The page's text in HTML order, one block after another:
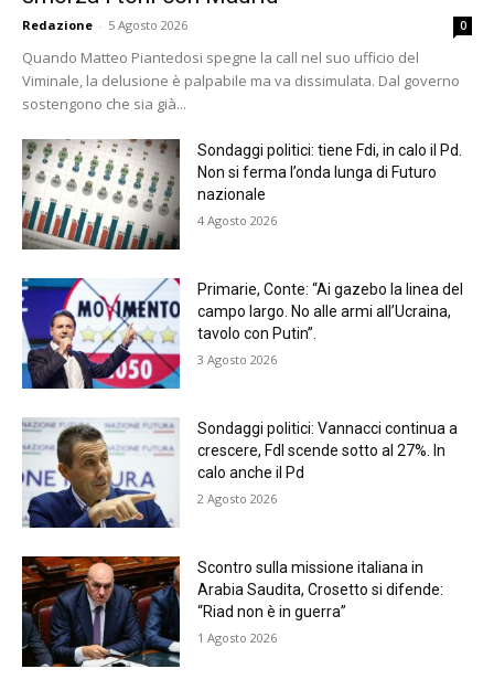
Redazione - 5 Agosto 2026 0
Quando Matteo Piantedosi spegne la call nel suo ufficio del
Viminale, la delusione è palpabile ma va dissimulata. Dal governo
sostengono che sia già...
Sondaggi politici: tiene Fdi, in calo il Pd.
Non si ferma l’onda lunga di Futuro
nazionale
4 Agosto 2026
Primarie, Conte: “Ai gazebo la linea del
campo largo. No alle armi all’Ucraina,
tavolo con Putin”.
3 Agosto 2026
Sondaggi politici: Vannacci continua a
crescere, FdI scende sotto al 27%. In
calo anche il Pd
2 Agosto 2026
Scontro sulla missione italiana in
Arabia Saudita, Crosetto si difende:
“Riad non è in guerra”
1 Agosto 2026